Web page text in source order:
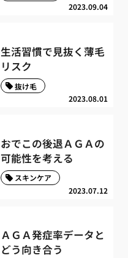
2023.09.04
生活習慣で見抜く薄毛
リスク
2023.08.01
抜け毛
おでこの後退ＡＧＡの
可能性を考える
2023.07.12
スキンケア
ＡＧＡ発症率データと
どう向き合う